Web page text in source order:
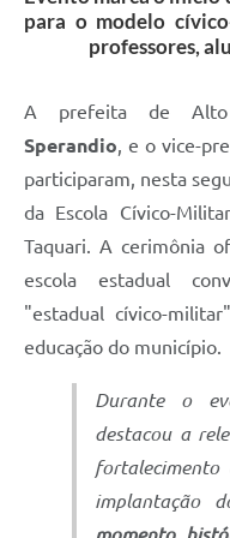
para o modelo
professores,
A prefeita de
Sperandio , e o vice-
participaram, nesta
da Escola Cívico-
Taquari. A cerimônia
escola estadual
"estadual cívico-
educação do município.
Durante o
destacou a
fortalecimento
implantação